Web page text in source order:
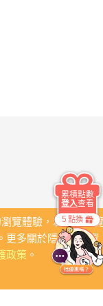
題
覽體驗，若繼續瀏
更多關於隱私保護資
政策。
5 點換
累積點數
登入查看